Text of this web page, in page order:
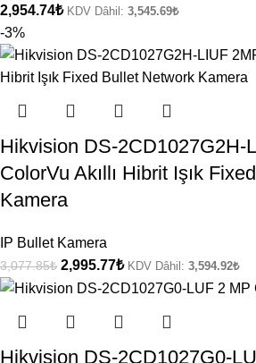
2,954.74₺ KDV Dâhil: 3,545.69₺
-3%
Hikvision DS-2CD1027G2H-
ColorVu Akıllı Hibrit Işık
Kamera
IP Bullet Kamera
3,077.85₺ 2,995.77₺ KDV Dâhil: 3,594.92₺
Hikvision DS-2CD1027G0-